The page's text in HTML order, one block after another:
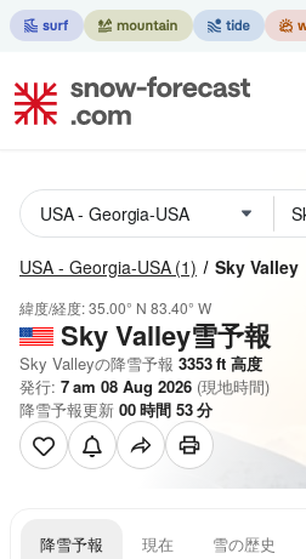
USA - Georgia-USA (1) Sky Valley
緯度/経度:35.00° N 83.40° W
Sky Valley雪予報
Sky Valleyの降雪予報 3353ft 高度
発行: 7 am 08 Aug 2026 (現地時間)
降雪予報更新 00時間 53分
降雪予報 現在 雪の歴史